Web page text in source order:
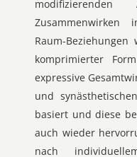
Zusammenwirken
Raum-
komprimierter
expressive
und
basiert und diese
auch wieder
nach